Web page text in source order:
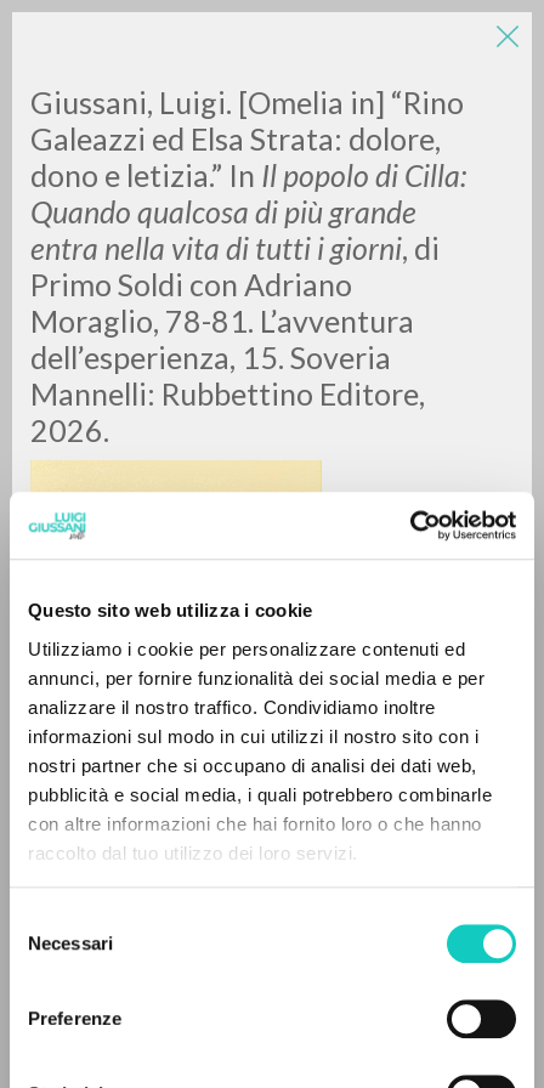
Questo sito web utilizza i cookie
Utilizziamo i cookie per personalizzare contenuti ed
annunci, per fornire funzionalità dei social media e per
analizzare il nostro traffico. Condividiamo inoltre
informazioni sul modo in cui utilizzi il nostro sito con i
nostri partner che si occupano di analisi dei dati web,
pubblicità e social media, i quali potrebbero combinarle
con altre informazioni che hai fornito loro o che hanno
raccolto dal tuo utilizzo dei loro servizi.
delNecessari
Preferenze
Giussani, Luigi. [Omelia in] “Rino
Galeazzi ed Elsa Strata: dolore,
dono e letizia.” In Il popolo di Cilla:
Quando qualcosa di più grande
entra nella vita di tutti i giorni, di
Primo Soldi con Adriano
Moraglio, 78-81. L’avventura
dell’esperienza, 15. Soveria
Mannelli: Rubbettino Editore,
2026.
Giussani Luigi
Soldi PrimoAutore
LUIGI
GIUSSANI
scritti
0DOCUMENTI TROVATI
RISULTATI SUCCESSIVI